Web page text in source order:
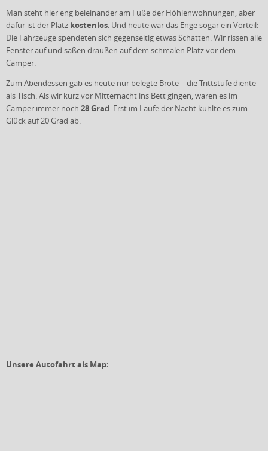
Man steht hier eng beieinander am Fuße der Höhlenwohnungen, aber
dafür ist der Platz kostenlos. Und heute war das Enge sogar ein Vorteil:
Die Fahrzeuge spendeten sich gegenseitig etwas Schatten. Wir rissen alle
Fenster auf und saßen draußen auf dem schmalen Platz vor dem
Camper.
Zum Abendessen gab es heute nur belegte Brote – die Trittstufe diente
als Tisch. Als wir kurz vor Mitternacht ins Bett gingen, waren es im
Camper immer noch 28 Grad. Erst im Laufe der Nacht kühlte es zum
Glück auf 20 Grad ab.
Unsere Autofahrt als Map: